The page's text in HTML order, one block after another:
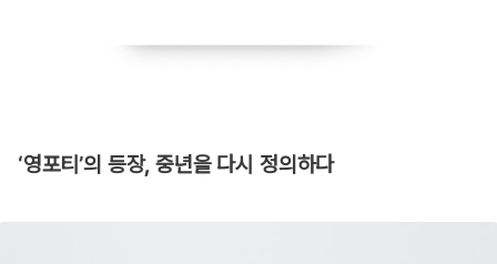
‘영포티’의 등장, 중년을 다시 정의하다